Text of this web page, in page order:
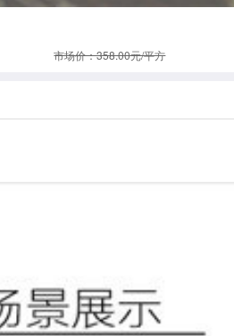
市场价：358.00元/平方